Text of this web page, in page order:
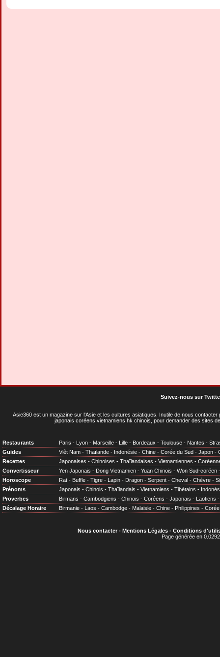
Suivez-nous sur
Asie360 est un magazine sur l'Asie et les cultures asiatiques . Inutile de nous
japonais coréens vietnamiens hk chinois, pour demander des sites
Restaurants Paris - Lyon - Marseille - Lille - Bordeaux - Toulouse - Nantes -
Guides
Viêt Nam - Thaïlande - Indonésie - Chine - Corée du Sud - Japon -
Recettes
Japonaises - Chinoises - Thaïlandaises - Vietnamiennes -
Convertisseur
Yen Japonais - Dong Vietnamien - Yuan Chinois - Won Sud-coréen
Horoscope
Rat - Buffle - Tigre - Lapin - Dragon - Serpent - Cheval - Chèvre -
Prénoms
Japonais - Chinois - Thaïlandais - Vietnamiens - Tibétains -
Proverbes
Birmans - Cambodgiens - Chinois - Coréens - Japonais - Laotiens
Décalage Horaire
Birmanie - Laos - Cambodge - Malaisie - Chine - Philippines - Corée
Nous contacter- Mentions Légales- Conditions
Page générée en